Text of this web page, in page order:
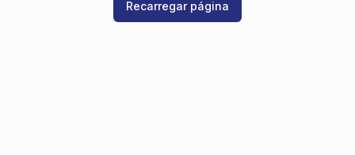
Recarregar página